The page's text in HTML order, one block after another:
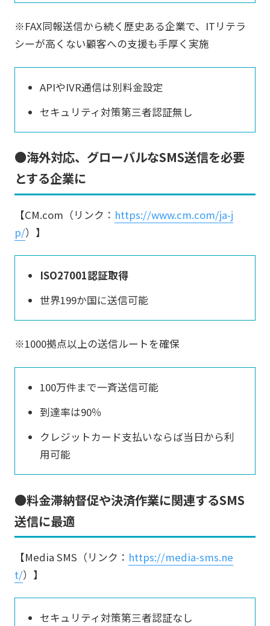
※FAX同報送信から続く歴史ある企業で、ITリテラ
シーが高くない顧客への支援も手厚く実施
APIやIVR通信は別料金設定
セキュリティ対策第三者認証無し
●海外対応、グローバルなSMS送信を必要
とする企業に
【CM.com（リンク： https://www.cm.com/ja-j
p/）】
ISO27001認証取得
世界199か国に送信可能
※1000拠点以上の送信ルートを確保
100万件まで一斉送信可能
到達率は90％
クレジットカード支払いならば当日から利
用可能
●料金滞納督促や決済作業に関連するSMS
送信に最適
【Media SMS（リンク： https://media-sms.ne
t/）】
セキュリティ対策第三者認証なし